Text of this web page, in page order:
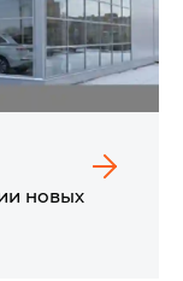
новых